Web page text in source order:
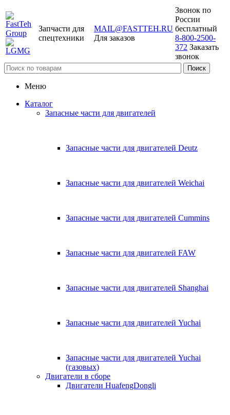
Запчасти для
спецтехники
MAIL@FASTTEH.RU
Для заказов
Звонок по
России
бесплатный
8-800-2500-
372 Заказать
звонок
Меню
Каталог
Запасные части для двигателей
Запасные части для двигателей Deutz
Запасные части для двигателей Weichai
Запасные части для двигателей Cummins
Запасные части для двигателей FAW
Запасные части для двигателей Shanghai
Запасные части для двигателей Yuchai
Запасные части для двигателей Yuchai
(газовых)
Двигатели в сборе
Двигатели HuafengDongli